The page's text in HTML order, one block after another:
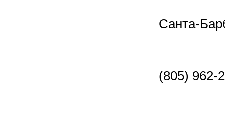
Санта-
(805) 962-